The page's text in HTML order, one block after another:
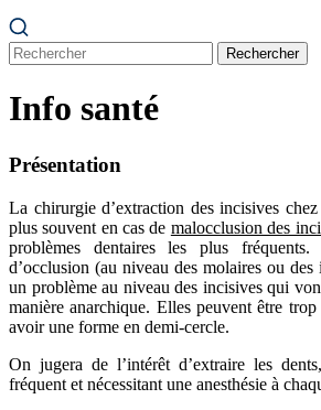
Rechercher
Info santé
Présentation
La chirurgie d’extraction des incisives
plus souvent en cas de malocclusion des
problèmes dentaires les plus
d’occlusion (au niveau des molaires ou
un problème au niveau des incisives qui
manière anarchique. Elles peuvent être
avoir une forme en demi-cercle.
On jugera de l’intérêt d’extraire les
fréquent et nécessitant une anesthésie à